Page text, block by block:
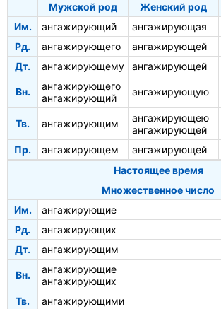
Мужской род
Женский род
Им.
ангажирующий ангажирующая
Рд.
ангажирующего ангажирующей
Дт.
ангажирующему ангажирующей
Вн.
ангажирующего
ангажирующий
ангажирующую
Тв. ангажирующим
ангажирующею
ангажирующей
Пр. ангажирующем ангажирующей
Настоящее время
Множественное число
Им.
ангажирующие
Рд.
ангажирующих
Дт.
ангажирующим
Вн.
ангажирующие
ангажирующих
Тв.
ангажирующими